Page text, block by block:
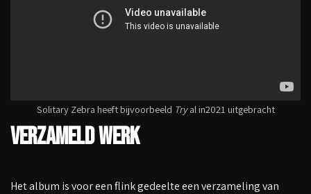
Solitary Zebra heeft bijvoorbeeld Tryal in2021 uitgebracht
Verzameld werk
Het album is voor een flink gedeelte een verzameling van